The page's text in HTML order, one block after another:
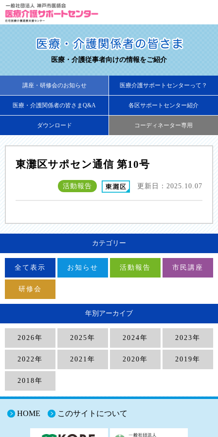
医療・介護従事者向けの情報をご紹介
講座・研修会のお知らせ 医療介護サポートセンターって？
医療・介護関係者の皆さまQ&A 各区サポートセンター紹介
ダウンロード コーディネーター専用
東灘区サポセン通信 第10号
活動報告 更新日：2025.10.07
カテゴリー
全て表示 お知らせ 活動報告 市民講座
研修会
年別アーカイブ
2026年 2025年 2024年 2023年
2022年 2021年 2020年 2019年
2018年
HOME このサイトについて